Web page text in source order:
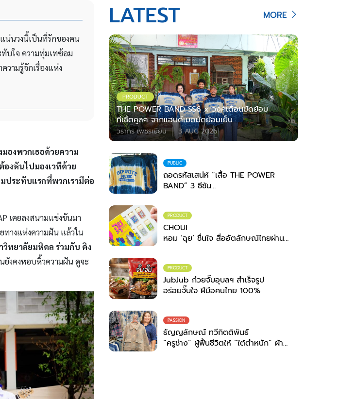
น่นวงนี้เป็นที่รักของคน
บใจ ความทุ่มเทซ้อม
วามรู้จักเรื่องแห่ง
องพวกเธอด้วยความ
งหันไปมองเวทีด้วย
มประทับแรกที่พวกเรามีต่อ
เคยลงสนามแข่งขันมา
ทางแห่งความฝัน แล้วใน
าวิทยาลัยมหิดล ร่วมกับ คิง
ยังคงหอบหิ้วความฝัน ดูจะ
LATEST MORE
PRODUCT
THE POWER BAND SS6 x วงศ์เดือนมัดย้อม
ทีเชิ้ตคูลๆ จากแฮนด์เมดมัดย้อมเย็น
วรากร เพชรเยียน 3 AUG 2026
PUBLIC
ถอดรหัสเสน่ห์ “เสื้อ THE POWER
BAND” 3 ซีซัน
สวมพลังสร้างสรรค์ที่ไม่สิ้นสุด
PRODUCT
CHOUI
หอม ‘ฉุย’ ชื่นใจ สื่ออัตลักษณ์ไทยผ่าน
PRODUCT
JubJub ก๋วยจั๊บอุบลฯ สำเร็จรูป
อร่อยจั๊บใจ ฝีมือคนไทย 100%
PASSION
ธัญญลักษณ์ ทวีกิตติพันธ์
“ครูช่าง” ผู้ฟื้นชีวิตให้ “ใต้ตำหนัก” ผ้า